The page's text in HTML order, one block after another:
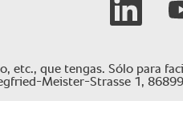
etc., que tengas. Sólo para
Meister-Strasse 1,